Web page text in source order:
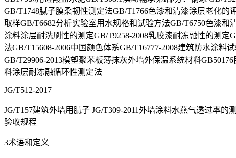
GB/T1748腻子膜柔韧性测定法GB/T1766色漆和清漆涂层老化
取样GB/T6682分析实验室用水规格和试验方法GB/T6750色漆
涂料涂层耐洗刷性的测定GB/T9258-2008乳胶漆耐冻融性的测定
法GB/T15608-2006中国颜色体系GB/T16777-2008建筑防水涂
GB/T29906-2013模塑聚苯板薄抹灰外墙外保温系统材料
料涂层耐冻融循环性测定法
JG/T512-2017
JG/T157建筑外墙用腻子 JG/T309-2011外墙涂料水燕气透过率
验收规程
3术语和定义